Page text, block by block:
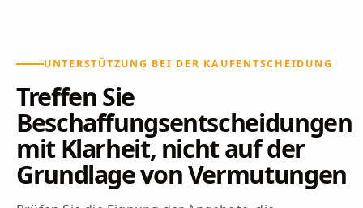
UNTERSTÜTZUNG BEI DER KAUFENTSCHEIDUNG
Treffen Sie
Beschaffungsentscheidungen
mit Klarheit, nicht auf der
Grundlage von Vermutungen